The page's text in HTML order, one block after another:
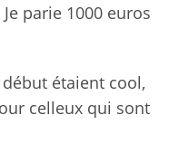
parie 1000 euros
étaient cool,
celleux qui sont